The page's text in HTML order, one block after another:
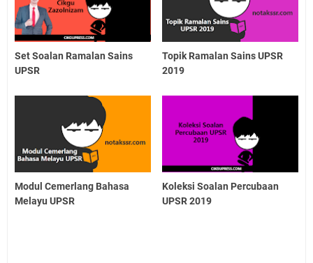
Set Soalan Ramalan Sains
UPSR
Topik Ramalan Sains UPSR
2019
Modul Cemerlang Bahasa
Melayu UPSR
Koleksi Soalan Percubaan
UPSR 2019